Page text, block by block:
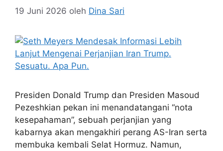
19 Juni 2026 oleh Dina Sari
Presiden Donald Trump dan Presiden Masoud
Pezeshkian pekan ini menandatangani “nota
kesepahaman”, sebuah perjanjian yang
kabarnya akan mengakhiri perang AS-Iran serta
membuka kembali Selat Hormuz. Namun,